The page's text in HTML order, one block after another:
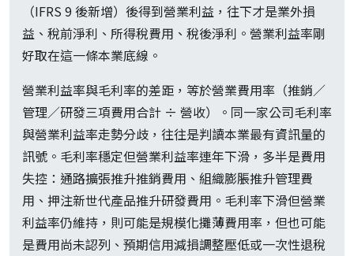
（IFRS 9 後新增）後得到營業利益，往下才是業外損
益、稅前淨利、所得稅費用、稅後淨利。營業利益率剛
好取在這一條本業底線。
營業利益率與毛利率的差距，等於營業費用率（推銷／
管理／研發三項費用合計 ÷ 營收）。同一家公司毛利率
與營業利益率走勢分歧，往往是判讀本業最有資訊量的
訊號。毛利率穩定但營業利益率連年下滑，多半是費用
失控：通路擴張推升推銷費用、組織膨脹推升管理費
用、押注新世代產品推升研發費用。毛利率下滑但營業
利益率仍維持，則可能是規模化攤薄費用率，但也可能
是費用尚未認列、預期信用減損調整壓低或一次性退稅